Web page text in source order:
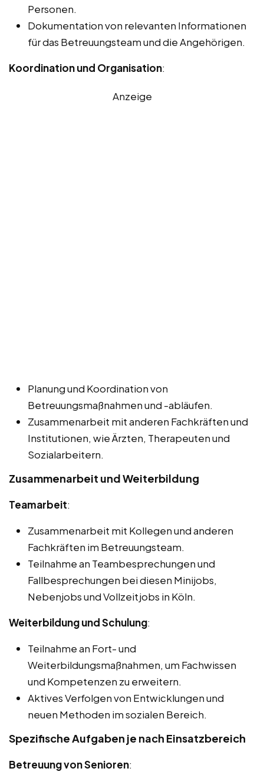
Personen.
Dokumentation von relevanten Informationen
für das Betreuungsteam und die Angehörigen.
Koordination und Organisation:
Anzeige
Planung und Koordination von
Betreuungsmaßnahmen und -abläufen.
Zusammenarbeit mit anderen Fachkräften und
Institutionen, wie Ärzten, Therapeuten und
Sozialarbeitern.
Zusammenarbeit und Weiterbildung
Teamarbeit:
Zusammenarbeit mit Kollegen und anderen
Fachkräften im Betreuungsteam.
Teilnahme an Teambesprechungen und
Fallbesprechungen bei diesen Minijobs,
Nebenjobs und Vollzeitjobs in Köln.
Weiterbildung und Schulung:
Teilnahme an Fort- und
Weiterbildungsmaßnahmen, um Fachwissen
und Kompetenzen zu erweitern.
Aktives Verfolgen von Entwicklungen und
neuen Methoden im sozialen Bereich.
Spezifische Aufgaben je nach Einsatzbereich
Betreuung von Senioren: